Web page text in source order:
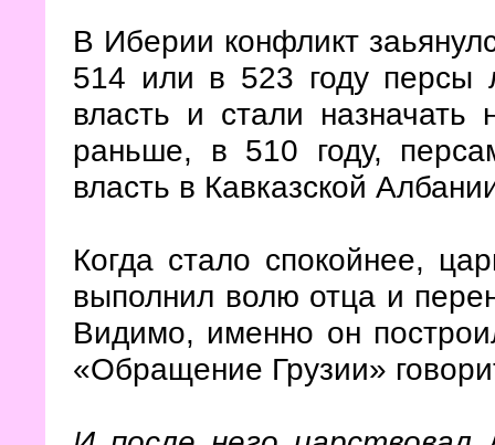
В Иберии конфликт
514 или в 523 году персы
власть и стали назначать
раньше, в 510 году,
власть в Кавказской
Когда стало спокойнее,
выполнил волю отца и
Видимо, именно он
«Обращение Грузии»